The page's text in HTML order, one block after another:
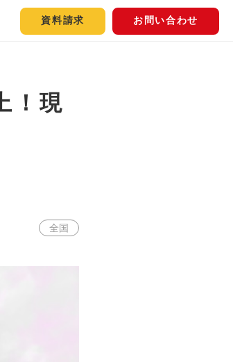
資料請求 お問い合わせ
！現
全国